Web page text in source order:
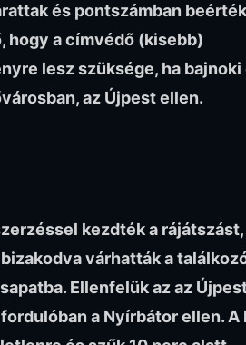
és pontszámban
hogy a címvédő (kisebb)
lesz szüksége, ha
az Újpest ellen.
kezdték a rájátszást,
várhatták a
Ellenfelük az az
a Nyírbátor ellen. A